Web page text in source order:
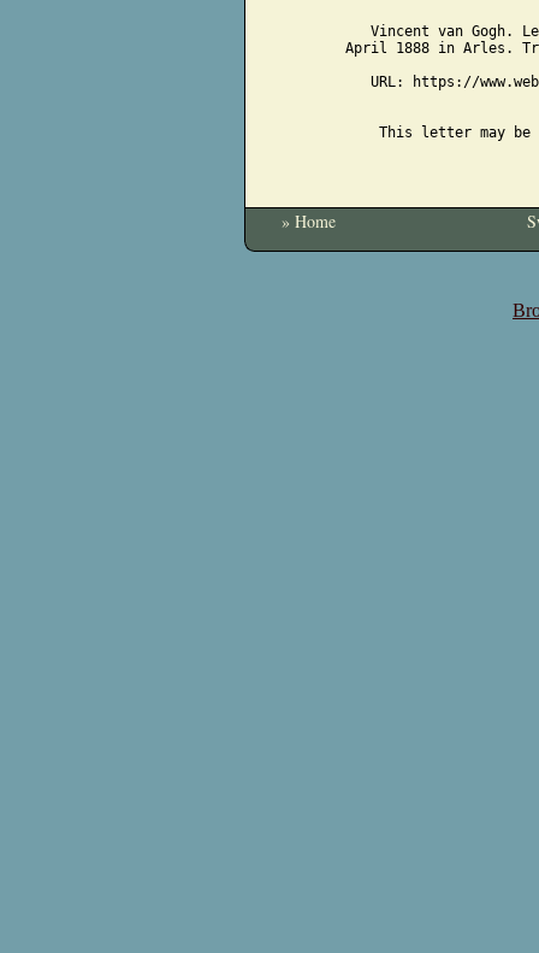
Vincent van Gogh.
April 1888 in Arles.
URL: https://
This letter may be
» Home